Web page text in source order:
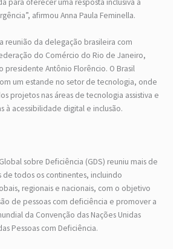
para oferecer uma resposta inclusiva a
afirmou Anna Paula Feminella.
reunião da delegação brasileira com
do Comércio do Rio de Janeiro,
presidente Antônio Florêncio. O Brasil
um estande no setor de tecnologia, onde
projetos nas áreas de tecnologia assistiva e
à acessibilidade digital e inclusão.
sobre Deficiência (GDS) reuniu mais de
de todos os continentes, incluindo
regionais e nacionais, com o objetivo
de pessoas com deficiência e promover a
da Convenção das Nações Unidas
Pessoas com Deficiência.